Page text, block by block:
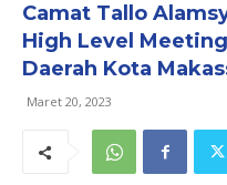
Camat Tallo
High Level
Daerah Kota
Maret 20, 2023